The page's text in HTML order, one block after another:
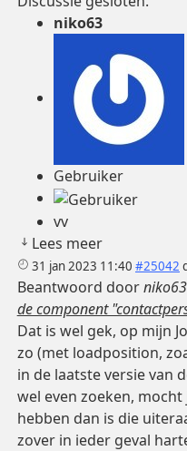
niko63
Gebruiker
vv
Lees meer
31 jan 2023 11:40 #25042
Beantwoord doorniko63
de component
Dat is wel gek, op mijn
zo (met loadposition,
in de laatste versie van
wel even zoeken,
hebben dan is die
zover in ieder geval